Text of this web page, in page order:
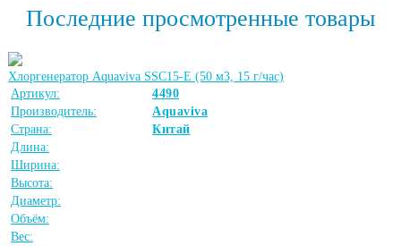
Последние просмотренные товары
Хлоргенератор Aquaviva SSC15-E (50 м3, 15 г/час)
Артикул:
4490
Производитель:
Aquaviva
Страна:
Китай
Длина:
Ширина:
Высота:
Диаметр:
Объём:
Вес: